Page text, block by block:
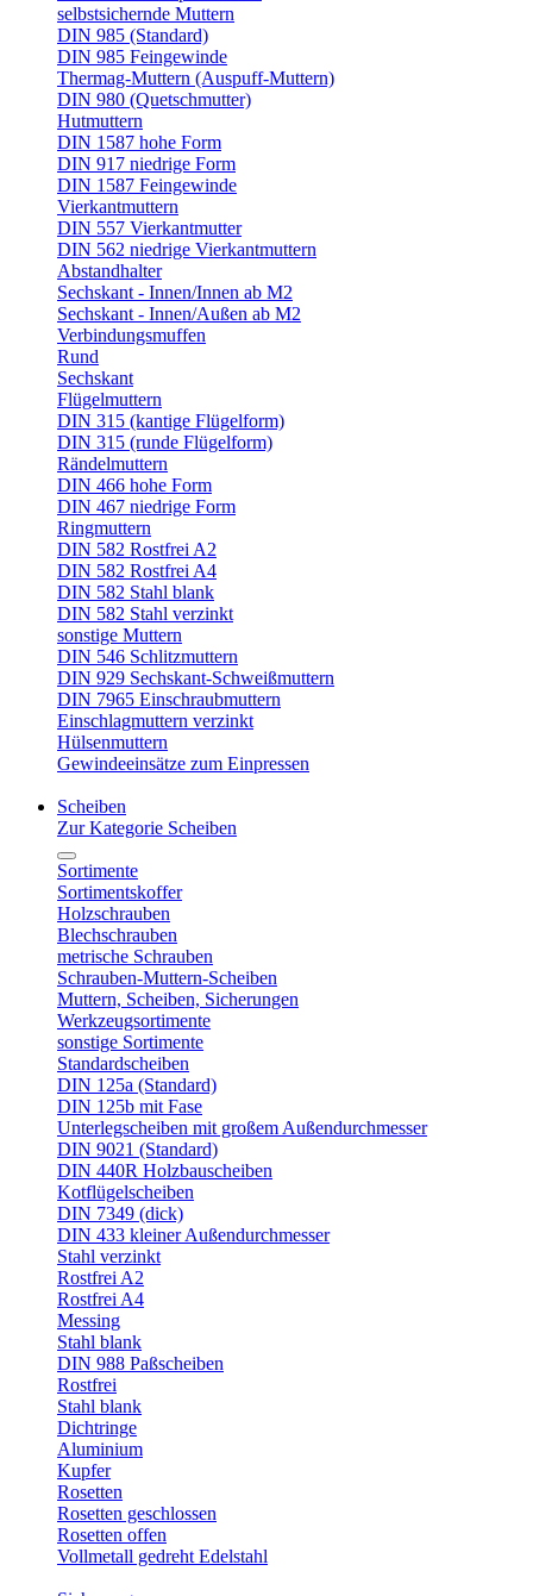
selbstsichernde Muttern
DIN 985 (Standard)
DIN 985 Feingewinde
Thermag-Muttern (Auspuff-Muttern)
DIN 980 (Quetschmutter)
Hutmuttern
DIN 1587 hohe Form
DIN 917 niedrige Form
DIN 1587 Feingewinde
Vierkantmuttern
DIN 557 Vierkantmutter
DIN 562 niedrige Vierkantmuttern
Abstandhalter
Sechskant - Innen/Innen ab M2
Sechskant - Innen/Außen ab M2
Verbindungsmuffen
Rund
Sechskant
Flügelmuttern
DIN 315 (kantige Flügelform)
DIN 315 (runde Flügelform)
Rändelmuttern
DIN 466 hohe Form
DIN 467 niedrige Form
Ringmuttern
DIN 582 Rostfrei A2
DIN 582 Rostfrei A4
DIN 582 Stahl blank
DIN 582 Stahl verzinkt
sonstige Muttern
DIN 546 Schlitzmuttern
DIN 929 Sechskant-Schweißmuttern
DIN 7965 Einschraubmuttern
Einschlagmuttern verzinkt
Hülsenmuttern
Gewindeeinsätze zum Einpressen
Scheiben
Zur Kategorie Scheiben
Sortimente
Sortimentskoffer
Holzschrauben
Blechschrauben
metrische Schrauben
Schrauben-Muttern-Scheiben
Muttern, Scheiben, Sicherungen
Werkzeugsortimente
sonstige Sortimente
Standardscheiben
DIN 125a (Standard)
DIN 125b mit Fase
Unterlegscheiben mit großem Außendurchmesser
DIN 9021 (Standard)
DIN 440R Holzbauscheiben
Kotflügelscheiben
DIN 7349 (dick)
DIN 433 kleiner Außendurchmesser
Stahl verzinkt
Rostfrei A2
Rostfrei A4
Messing
Stahl blank
DIN 988 Paßscheiben
Rostfrei
Stahl blank
Dichtringe
Aluminium
Kupfer
Rosetten
Rosetten geschlossen
Rosetten offen
Vollmetall gedreht Edelstahl